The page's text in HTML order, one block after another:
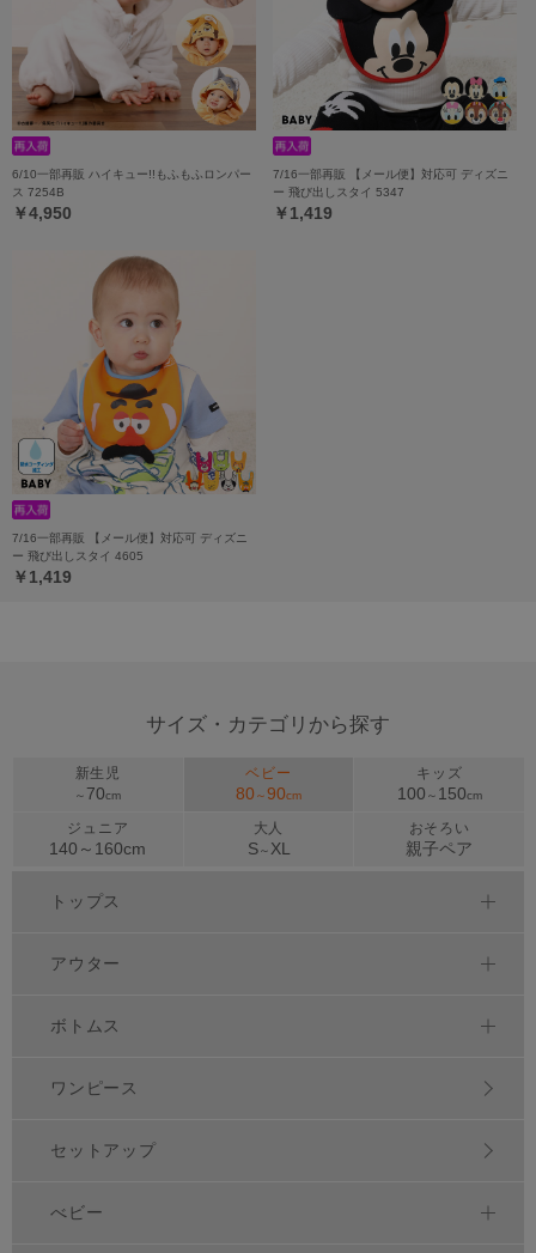
6/10一部再販 ハイキュー!!もふもふロンパー
ス 7254B
￥4,950
7/16一部再販 【メール便】対応可 ディズニ
ー 飛び出しスタイ 5347
￥1,419
7/16一部再販 【メール便】対応可 ディズニ
ー 飛び出しスタイ 4605
￥1,419
サイズ・カテゴリから探す
新生児
～ 70cm
ベビー
80 ～90cm
キッズ
100 ～ 150cm
ジュニア
140～ 160cm
大人
S～ XL
おそろい
親子ペア
トップス
アウター
ボトムス
ワンピース
セットアップ
べビー